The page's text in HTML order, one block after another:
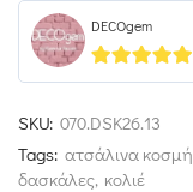
DECOgem
5out of 5
SKU: 070.DSK26.13
Tags: ατσάλινα
δασκάλες, κολιέ